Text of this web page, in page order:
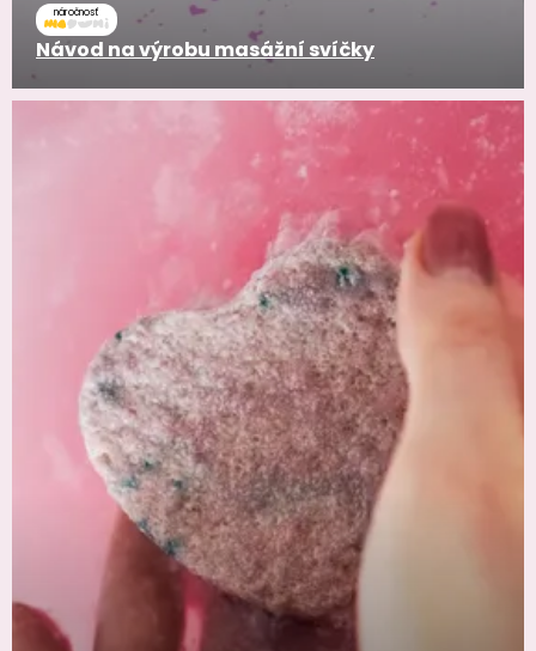
náročnosť
Návod na výrobu masážní svíčky